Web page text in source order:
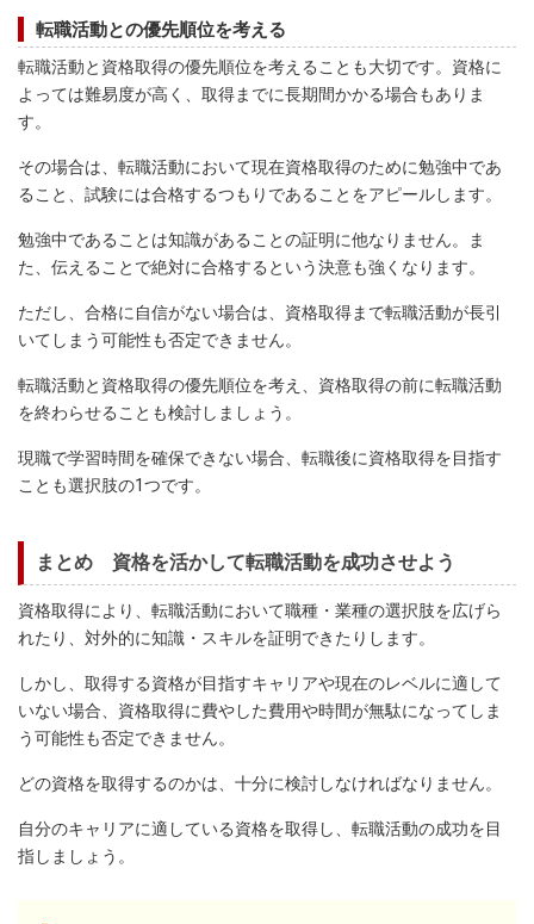
転職活動との優先順位を考える
転職活動と資格取得の優先順位を考えることも大切です。資格に
よっては難易度が高く、取得までに長期間かかる場合もありま
す。
その場合は、転職活動において現在資格取得のために勉強中であ
ること、試験には合格するつもりであることをアピールします。
勉強中であることは知識があることの証明に他なりません。ま
た、伝えることで絶対に合格するという決意も強くなります。
ただし、合格に自信がない場合は、資格取得まで転職活動が長引
いてしまう可能性も否定できません。
転職活動と資格取得の優先順位を考え、資格取得の前に転職活動
を終わらせることも検討しましょう。
現職で学習時間を確保できない場合、転職後に資格取得を目指す
ことも選択肢の1つです。
まとめ 資格を活かして転職活動を成功させよう
資格取得により、転職活動において職種・業種の選択肢を広げら
れたり、対外的に知識・スキルを証明できたりします。
しかし、取得する資格が目指すキャリアや現在のレベルに適して
いない場合、資格取得に費やした費用や時間が無駄になってしま
う可能性も否定できません。
どの資格を取得するのかは、十分に検討しなければなりません。
自分のキャリアに適している資格を取得し、転職活動の成功を目
指しましょう。